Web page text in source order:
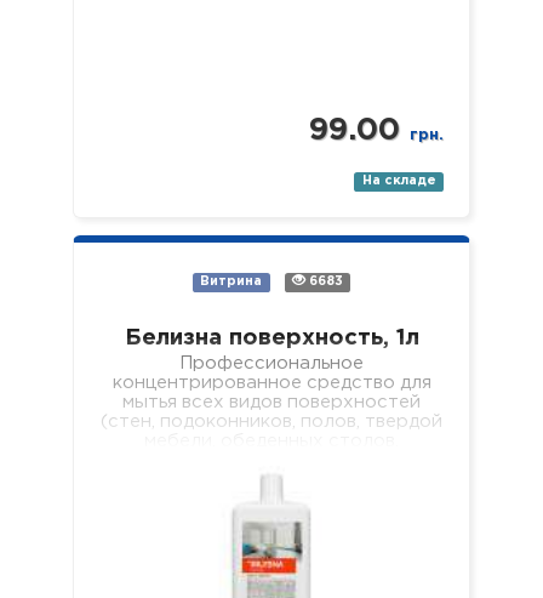
99.00 грн.
На складе
Витрина 6683
Белизна поверхность, 1л
Профессиональное
концентрированное средство для
мытья всех видов поверхностей
(стен, подоконников, полов, твердой
поверхностей, оборудования в
профиля). Свойства: -…